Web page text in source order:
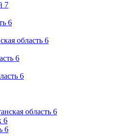
7
6
область 6
6
6
область 6
6
6